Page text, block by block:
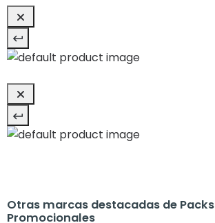
Otras marcas destacadas de Packs
Promocionales